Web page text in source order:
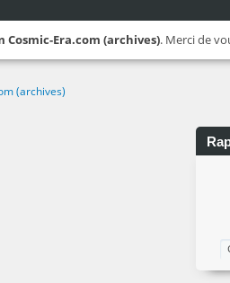
Cosmic-Era.com (archives). Merci de
(archives)